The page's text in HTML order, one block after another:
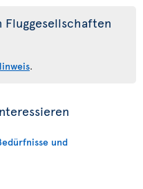
Fluggesellschaften
.
und